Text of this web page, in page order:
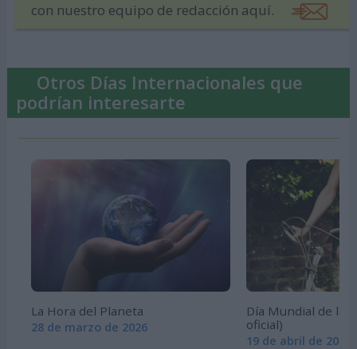
con nuestro equipo de redacción aquí.
Otros Días Internacionales que
podrían interesarte
La Hora del Planeta
28 de marzo de 2026
Día Mundial de la
oficial)
19 de abril de 2026